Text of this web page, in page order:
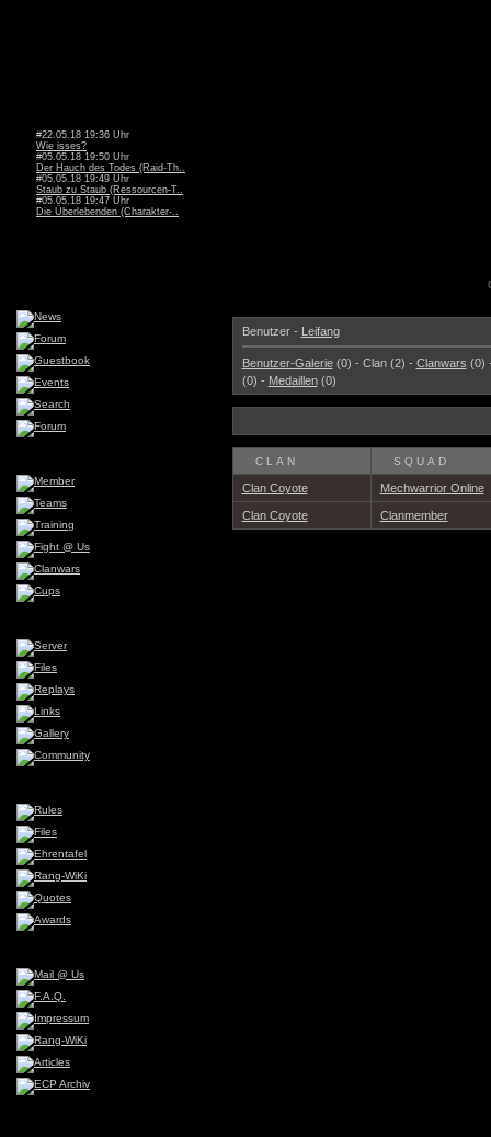
#22.05.18 19:36 Uhr
Wie isses?
#05.05.18 19:50 Uhr
Der Hauch des Todes (Raid-Th..
#05.05.18 19:49 Uhr
Staub zu Staub (Ressourcen-T..
#05.05.18 19:47 Uhr
Die Überlebenden (Charakter-..
Benutzer - Leifang
Benutzer-Galerie(0) - Clan (2) - Clanwars (0)
(0) - Medaillen(0)
CLAN SQUAD
Clan Coyote Mechwarrior Online
Clan Coyote Clanmember